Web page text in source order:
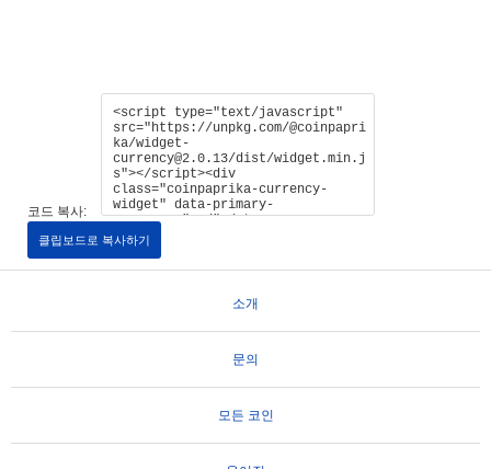
코드 복사:
클립보드로 복사하기
소개
문의
모든 코인